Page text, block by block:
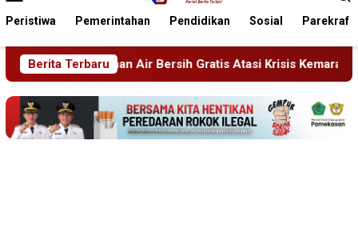
Mobile
Peristiwa Pemerintahan Pendidikan Sosial Parekraf
Berita Terbaru
Atasi Krisis Kemarau Sidang Tipiring, Penjual Miras